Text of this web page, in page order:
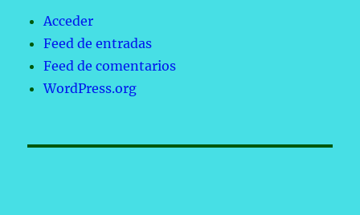
Acceder
Feed de entradas
Feed de comentarios
WordPress.org